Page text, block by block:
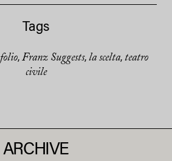
Tags
folio, Franz Suggests, la scelta, teatro
civile
ARCHIVE